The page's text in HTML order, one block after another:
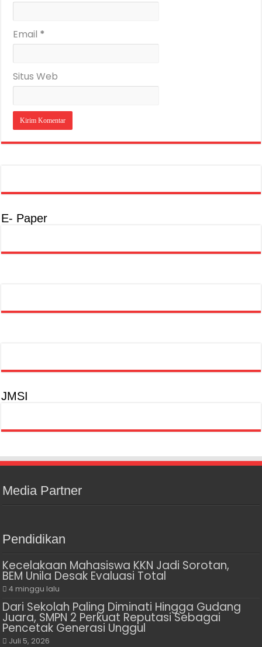
Email *
Situs Web
E- Paper
JMSI
Media Partner
Pendidikan
Kecelakaan Mahasiswa KKN Jadi Sorotan,
BEM Unila Desak Evaluasi Total
4 minggu lalu
Dari Sekolah Paling Diminati Hingga Gudang
Juara, SMPN 2 Perkuat Reputasi Sebagai
Pencetak Generasi Unggul
Juli 5, 2026